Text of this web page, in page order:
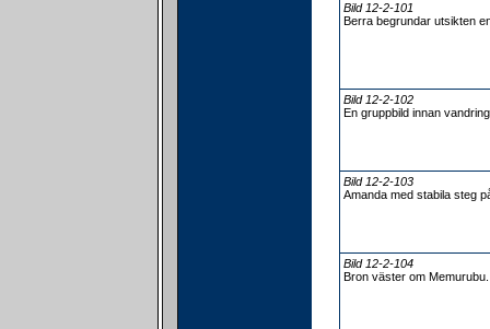
Bild 12-2-101
Berra begrundar utsikten
Bild 12-2-102
En gruppbild innan
Bild 12-2-103
Amanda med stabila steg
Bild 12-2-104
Bron väster om Memurubu.